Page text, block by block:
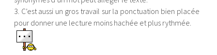
3. C’est aussi un gros travail sur la ponctuation bien placée
pour donner une lecture moins hachée et plus rythmée.